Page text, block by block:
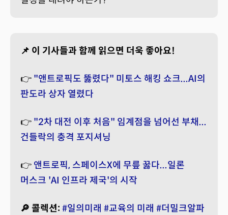
📌 이 기사들과 함께 읽으면 더욱 좋아요!
👉 "앤트로픽도 뚫렸다" 미토스 해킹 쇼크...AI의
판도라 상자 열렸다
👉 "2차 대전 이후 처음" 임계점을 넘어선 부채...
건들락의 충격 포지셔닝
👉 앤트로픽, 스페이스X에 무릎 꿇다...일론
머스크 'AI 인프라 제국'의 시작
🔎 콜렉션: #일의미래 #교육의 미래 #더밀크알파